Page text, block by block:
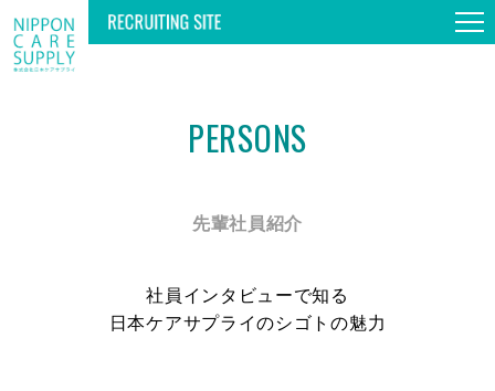
WORKS & PERSONS
PERSONS
先輩社員紹介
社員インタビューで知る
日本ケアサプライのシゴトの魅力